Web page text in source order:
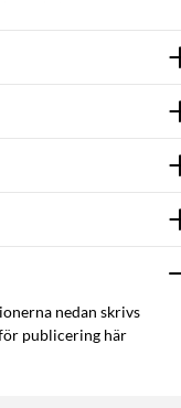
veta när varje tryck
nedan skrivs
publicering här